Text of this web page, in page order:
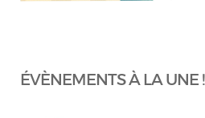
ÉVÈNEMENTS À LA UNE !